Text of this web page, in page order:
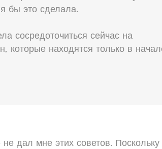
бы это сделала.
сосредоточиться сейчас на
которые находятся только в
дал мне этих советов.